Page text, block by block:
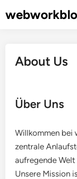
to
About Us
Über Uns
Willkommen bei
zentrale
aufregende
Unsere Mission